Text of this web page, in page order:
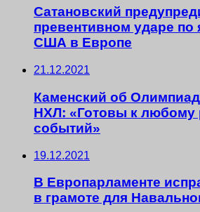
Сатановский
превентивном ударе
США в Европе
21.12.2021
Каменский об
НХЛ: «Готовы к любому
событий»
19.12.2021
В Европарламенте
в грамоте для